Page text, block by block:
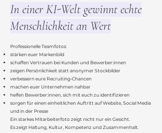
In einer KI-Welt gewinnt echte
Menschlichkeit an Wert
Professionelle Teamfotos:
stärken euer Markenbild
schaffen Vertrauen bei Kunden und Bewerber:innen
zeigen Persönlichkeit statt anonymer Stockbilder
verbessern eure Recruiting-Chancen
machen euer Unternehmen nahbar
helfen Bewerber:innen, sich mit euch zu identifizieren
sorgen für einen einheitlichen Auftritt auf Website, Social Media
und in der Presse
Ein starkes Mitarbeiterfoto zeigt nicht nur ein Gesicht.
Es zeigt Haltung, Kultur, Kompetenz und Zusammenhalt.